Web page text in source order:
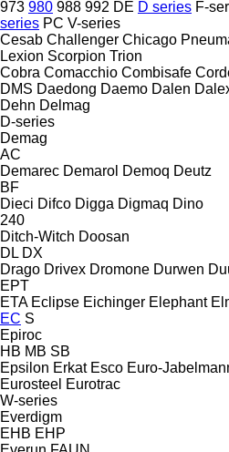
973 980 988 992 DE D series F-
series PC V-series
Cesab Challenger Chicago
Lexion Scorpion Trion
Cobra Comacchio Combisafe
DMS Daedong Daemo Dalen
Dehn Delmag
D-series
Demag
AC
Demarec Demarol Demoq Deutz
BF
Dieci Difco Digga Digmaq Dino
240
Ditch-Witch Doosan
DL DX
Drago Drivex Dromone Durwen
EPT
ETA Eclipse Eichinger Elephant
EC S
Epiroc
HB MB SB
Epsilon Erkat Esco Euro-
Eurosteel Eurotrac
W-series
Everdigm
EHB EHP